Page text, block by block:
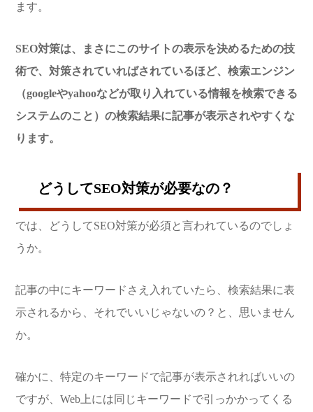
ます。
SEO対策は、まさにこのサイトの表示を決めるための技
術で、対策されていればされているほど、検索エンジン
（googleやyahooなどが取り入れている情報を検索できる
システムのこと）の検索結果に記事が表示されやすくな
ります。
どうしてSEO対策が必要なの？
では、どうしてSEO対策が必須と言われているのでしょ
うか。
記事の中にキーワードさえ入れていたら、検索結果に表
示されるから、それでいいじゃないの？と、思いません
か。
確かに、特定のキーワードで記事が表示されればいいの
ですが、Web上には同じキーワードで引っかかってくる